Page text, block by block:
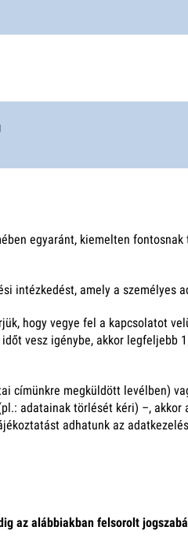
egyaránt, kiemelten
intézkedést, amely a személyes
hogy vegye fel a kapcsolatot
vesz igénybe, akkor legfeljebb
címünkre megküldött levélben)
adatainak törlését kéri) –,
adhatunk az
az alábbiakban felsorolt